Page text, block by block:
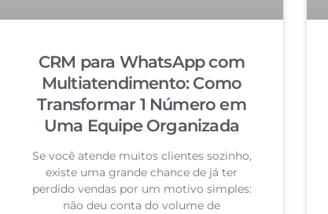
CRM para WhatsApp com
Multiatendimento: Como
Transformar 1 Número em
Uma Equipe Organizada
Se você atende muitos clientes sozinho,
existe uma grande chance de já ter
perdido vendas por um motivo simples:
não deu conta do volume de